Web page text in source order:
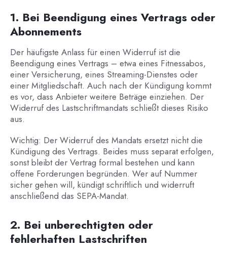
1. Bei Beendigung eines Vertrags oder
Abonnements
Der häufigste Anlass für einen Widerruf ist die
Beendigung eines Vertrags – etwa eines Fitnessabos,
einer Versicherung, eines Streaming-Dienstes oder
einer Mitgliedschaft. Auch nach der Kündigung kommt
es vor, dass Anbieter weitere Beträge einziehen. Der
Widerruf des Lastschriftmandats schließt dieses Risiko
aus.
Wichtig: Der Widerruf des Mandats ersetzt nicht die
Kündigung des Vertrags. Beides muss separat erfolgen,
sonst bleibt der Vertrag formal bestehen und kann
offene Forderungen begründen. Wer auf Nummer
sicher gehen will, kündigt schriftlich und widerruft
anschließend das SEPA-Mandat.
2. Bei unberechtigten oder
fehlerhaften Lastschriften